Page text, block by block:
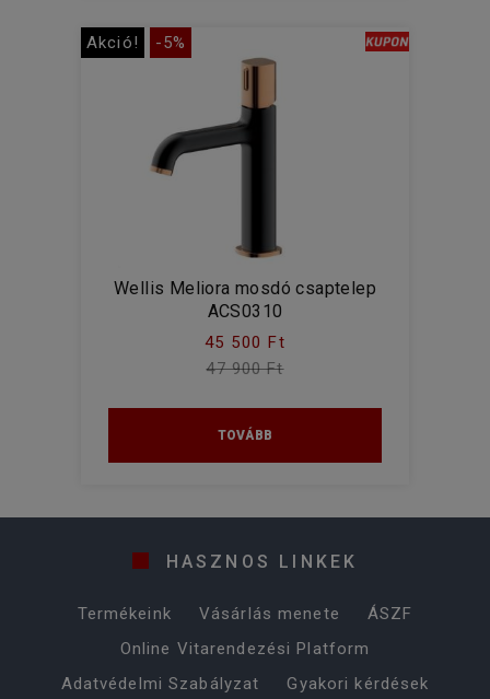
Akció! -5%
Wellis Meliora mosdó csaptelep
ACS0310
45 500 Ft
47 900 Ft
TOVÁBB
HASZNOS LINKEK
Termékeink Vásárlás menete
ÁSZF
Online Vitarendezési Platform
Adatvédelmi Szabályzat
Gyakori kérdések